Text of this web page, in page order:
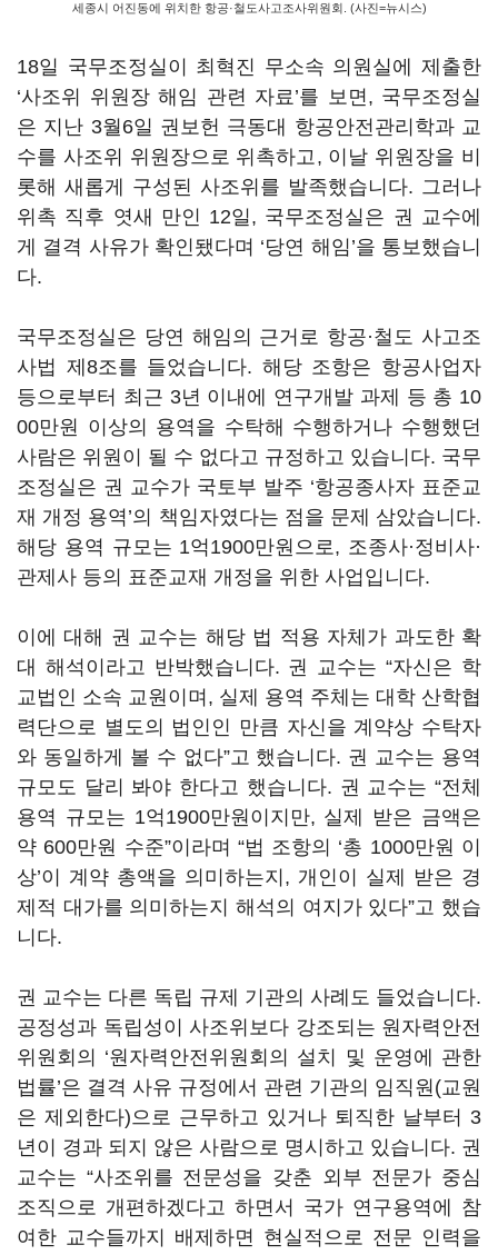
세종시 어진동에 위치한 항공·철도사고조사위원회. (사진=뉴시스)
18일 국무조정실이 최혁진 무소속 의원실에 제출한
‘사조위 위원장 해임 관련 자료’를 보면, 국무조정실
은 지난 3월6일 권보헌 극동대 항공안전관리학과 교
수를 사조위 위원장으로 위촉하고, 이날 위원장을 비
롯해 새롭게 구성된 사조위를 발족했습니다. 그러나
위촉 직후 엿새 만인 12일, 국무조정실은 권 교수에
게 결격 사유가 확인됐다며 ‘당연 해임’을 통보했습니
다.
국무조정실은 당연 해임의 근거로 항공·철도 사고조
사법 제8조를 들었습니다. 해당 조항은 항공사업자
등으로부터 최근 3년 이내에 연구개발 과제 등 총 10
00만원 이상의 용역을 수탁해 수행하거나 수행했던
사람은 위원이 될 수 없다고 규정하고 있습니다. 국무
조정실은 권 교수가 국토부 발주 ‘항공종사자 표준교
재 개정 용역’의 책임자였다는 점을 문제 삼았습니다.
해당 용역 규모는 1억1900만원으로, 조종사·정비사·
관제사 등의 표준교재 개정을 위한 사업입니다.
이에 대해 권 교수는 해당 법 적용 자체가 과도한 확
대 해석이라고 반박했습니다. 권 교수는 “자신은 학
교법인 소속 교원이며, 실제 용역 주체는 대학 산학협
력단으로 별도의 법인인 만큼 자신을 계약상 수탁자
와 동일하게 볼 수 없다”고 했습니다. 권 교수는 용역
규모도 달리 봐야 한다고 했습니다. 권 교수는 “전체
용역 규모는 1억1900만원이지만, 실제 받은 금액은
약 600만원 수준”이라며 “법 조항의 ‘총 1000만원 이
상’이 계약 총액을 의미하는지, 개인이 실제 받은 경
제적 대가를 의미하는지 해석의 여지가 있다”고 했습
니다.
권 교수는 다른 독립 규제 기관의 사례도 들었습니다.
공정성과 독립성이 사조위보다 강조되는 원자력안전
위원회의 ‘원자력안전위원회의 설치 및 운영에 관한
법률’은 결격 사유 규정에서 관련 기관의 임직원(교원
은 제외한다)으로 근무하고 있거나 퇴직한 날부터 3
년이 경과 되지 않은 사람으로 명시하고 있습니다. 권
교수는 “사조위를 전문성을 갖춘 외부 전문가 중심
조직으로 개편하겠다고 하면서 국가 연구용역에 참
여한 교수들까지 배제하면 현실적으로 전문 인력을